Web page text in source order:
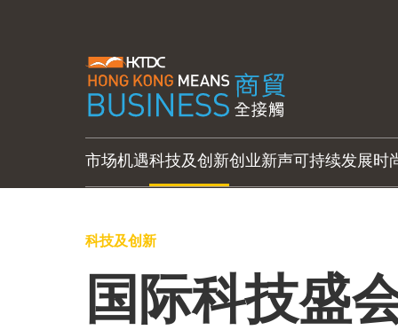
市场机遇科技及创新创业新声可持续发展时
科技及创新
国际科技盛